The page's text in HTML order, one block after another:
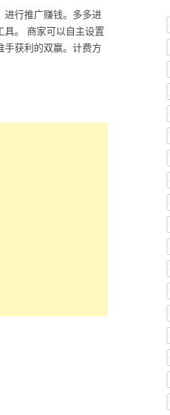
进行推广赚钱。多多进
具。 商家可以自主设置
获利的双赢。计费方